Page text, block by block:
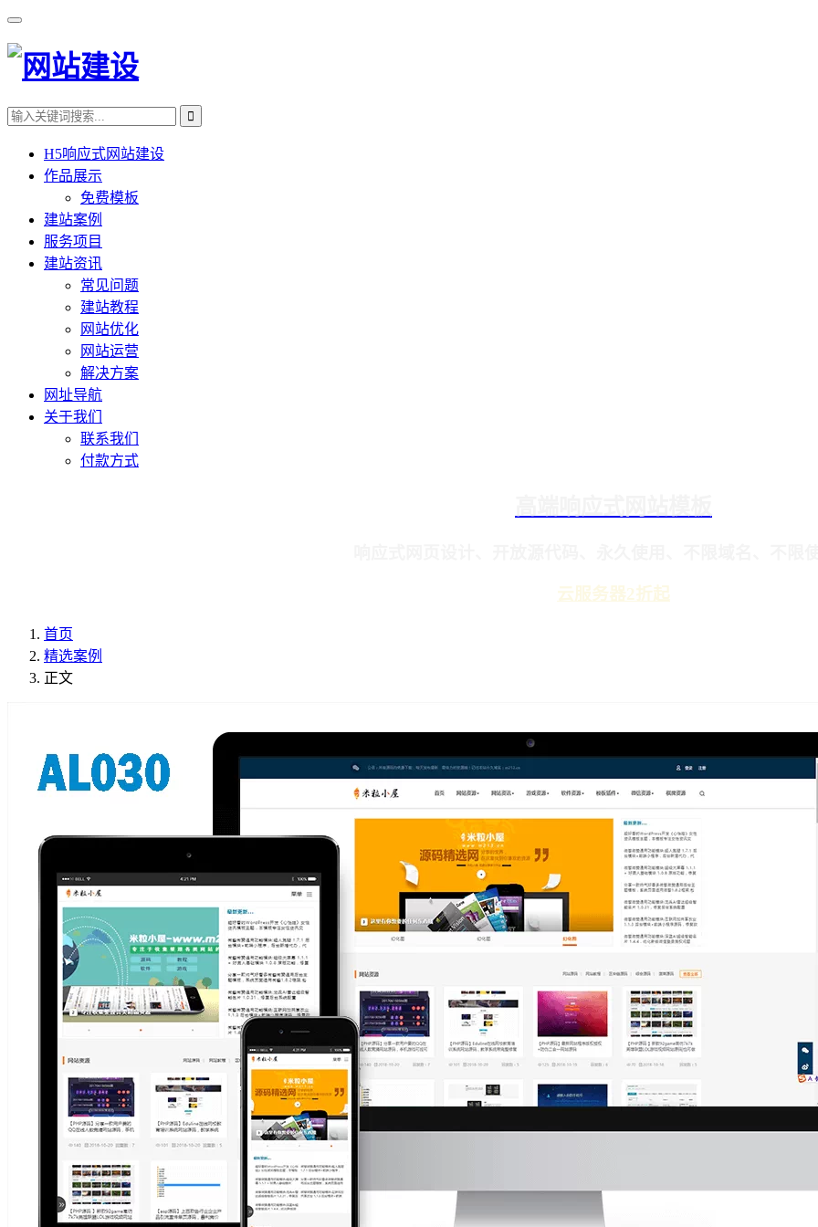
H5响应式网站建设
作品展示
免费模板
建站案例
服务项目
建站资讯
常见问题
建站教程
网站优化
网站运营
解决方案
网址导航
关于我们
联系我们
付款方式
云服务器2折起
首页
精选案例
正文